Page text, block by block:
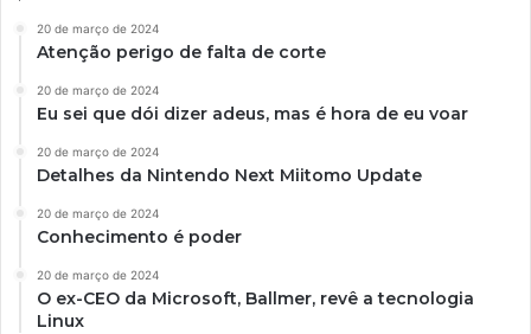
20 de março de 2024
Atenção perigo de falta de corte
20 de março de 2024
Eu sei que dói dizer adeus, mas é hora de eu voar
20 de março de 2024
Detalhes da Nintendo Next Miitomo Update
20 de março de 2024
Conhecimento é poder
20 de março de 2024
O ex-CEO da Microsoft, Ballmer, revê a tecnologia
Linux